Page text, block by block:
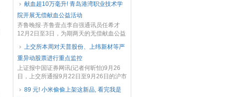
员们围坐成圈，举着小拳头，赞成小伙伴
陈金源提...
献血超10万毫升! 青岛港湾职业技术学
院开展无偿献血公益活动
齐鲁晚报·齐鲁壹点李自强通讯员任希才
12月2日至3日，为期两天的无偿献血公益
活动在青岛港湾职业技术学院顺利开展，
献血活动吸引了500余名同学踊跃报名。
最终，学...
上交所本周对天普股份、上纬新材等严
重异动股票进行重点监控
上证报中国证券网讯(记者何昕怡)9月26
日，上交所通报9月22日至9月26日的沪市
交所对163起拉抬打压、虚假申报等证券
89 元! 小米偷偷上架这新品, 看完我是